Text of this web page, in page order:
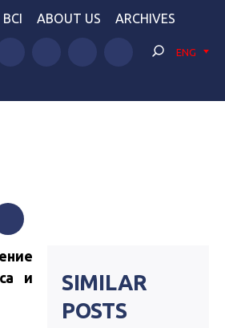
BCI ABOUT US ARCHIVES
ENG
и
SIMILAR
POSTS